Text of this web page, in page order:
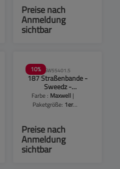
Preise nach
Anmeldung
sichtbar
10% SW55401.5
187 Straßenbande -
Sweedz -
Aktivkohlefilter - Ø
6mm - 50 Stück -
Farbe : Maxwell |
Paketgröße: 1er
Preise nach
Anmeldung
sichtbar